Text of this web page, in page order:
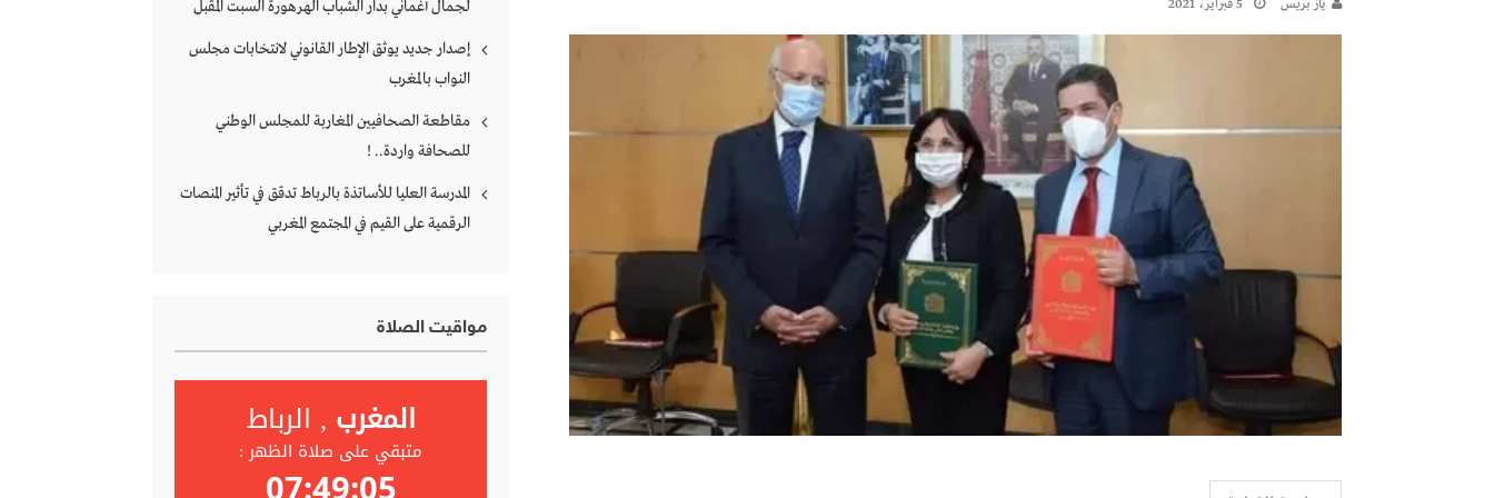
يـاز بريـس 5 فبراير، 2021
لجمال أغماني بدار الشباب الهرهورة السبت المقبل
إصدار جديد يوثق الإطار القانوني لانتخابات مجلس
النواب بالمغرب
مقاطعة الصحافيين المغاربة للمجلس الوطني
للصحافة واردة.. !
المدرسة العليا للأساتذة بالرباط تدقق في تأثير المنصات
الرقمية على القيم في المجتمع المغربي
مواقيت الصلاة